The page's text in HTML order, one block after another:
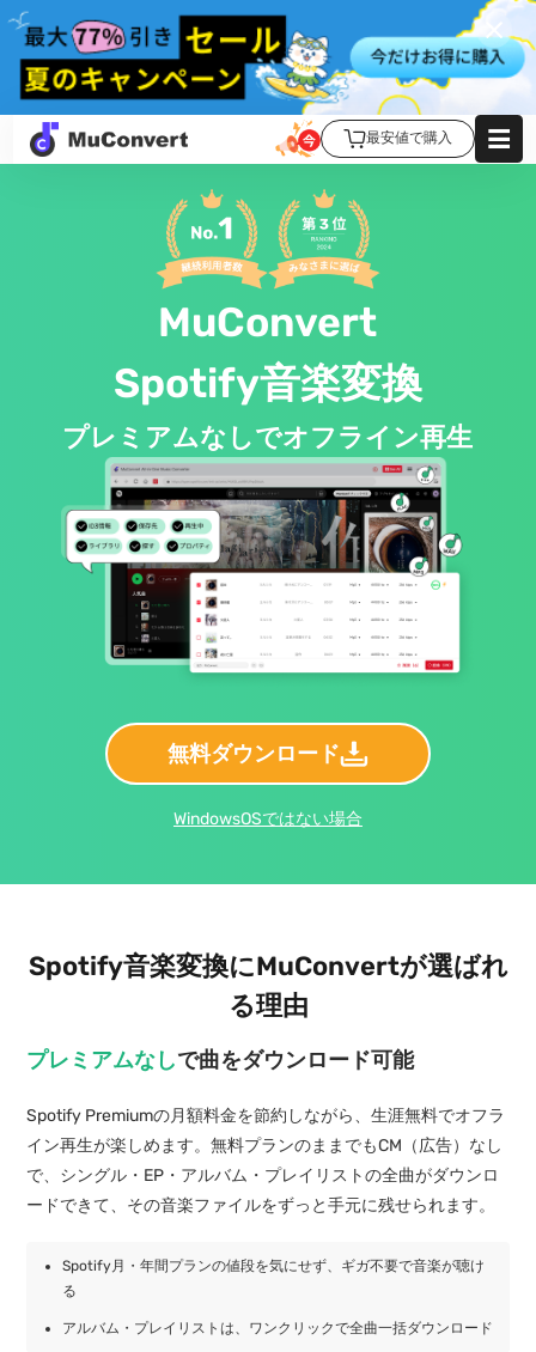
最安値で購入
MuConvert
Spotify音楽変換
プレミアムなしでオフライン再生
無料ダウンロード
WindowsOSではない場合
Spotify音楽変換にMuConvertが選ばれ
る理由
プレミアムなしで曲をダウンロード可能
Spotify Premiumの月額料金を節約しながら、生涯無料でオフラ
イン再生が楽しめます。無料プランのままでもCM（広告）なし
で、シングル・EP・アルバム・プレイリストの全曲がダウンロ
ードできて、その音楽ファイルをずっと手元に残せられます。
Spotify月・年間プランの値段を気にせず、ギガ不要で音楽が聴け
る
アルバム・プレイリストは、ワンクリックで全曲一括ダウンロード